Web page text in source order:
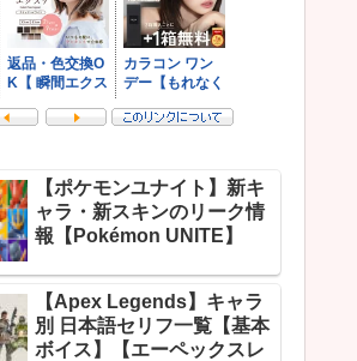
【ポケモンユナイト】新キ
ャラ・新スキンのリーク情
報【Pokémon UNITE】
【Apex Legends】キャラ
別 日本語セリフ一覧【基本
ボイス】【エーペックスレ